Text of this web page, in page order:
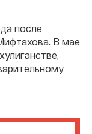
после
В мае